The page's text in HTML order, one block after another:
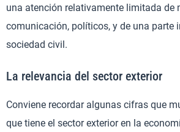
una atención relativamente limitada de
comunicación, políticos, y de una parte
sociedad civil.
La relevancia del sector exterior
Conviene recordar algunas cifras que
que tiene el sector exterior en la